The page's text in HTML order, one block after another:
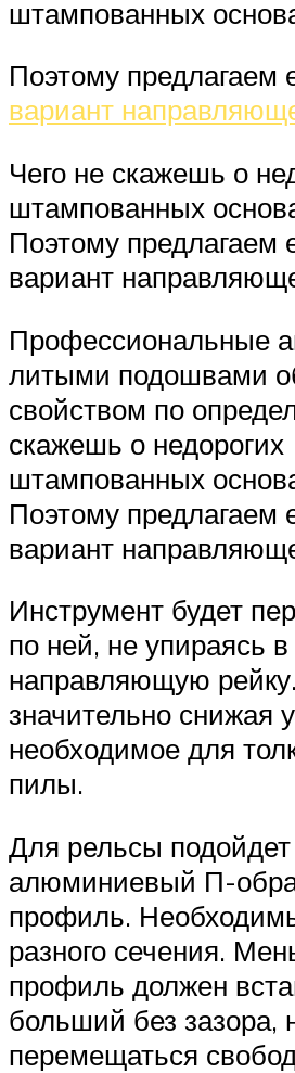
штампованных
Поэтому предлагаем
вариант
Чего не скажешь о
штампованных
Поэтому предлагаем
вариант
Профессиональные
литыми подошвами
свойством по
скажешь о недорогих
штампованных
Поэтому предлагаем
вариант
Инструмент будет
по ней, не упираясь в
направляющую
значительно снижая
необходимое для
пилы.
Для рельсы подойдет
алюминиевый П-
профиль.
разного сечения.
профиль должен
больший без зазора,
перемещаться